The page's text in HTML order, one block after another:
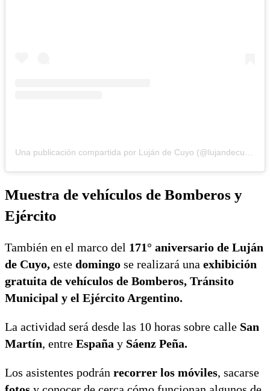
Una publicación compartida por Luján de Cuyo (@lujandecuyomza)
Muestra de vehículos de Bomberos y
Ejército
También en el marco del 171° aniversario de Luján
de Cuyo, este domingo se realizará una exhibición
gratuita de vehículos de Bomberos, Tránsito
Municipal y el Ejército Argentino.
La actividad será desde las 10 horas sobre calle San
Martín, entre España y Sáenz Peña.
Los asistentes podrán recorrer los móviles, sacarse